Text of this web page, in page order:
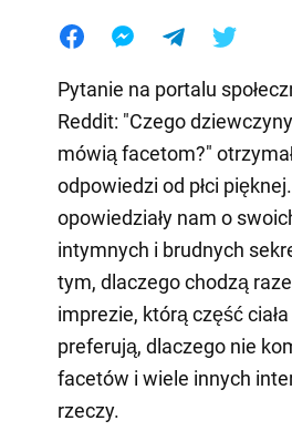
Pytanie na portalu
Reddit: "Czego
mówią facetom?"
odpowiedzi od płci
opowiedziały nam o
intymnych i brudnych
tym, dlaczego chodzą
imprezie, którą część
preferują, dlaczego nie
facetów i wiele innych
rzeczy.